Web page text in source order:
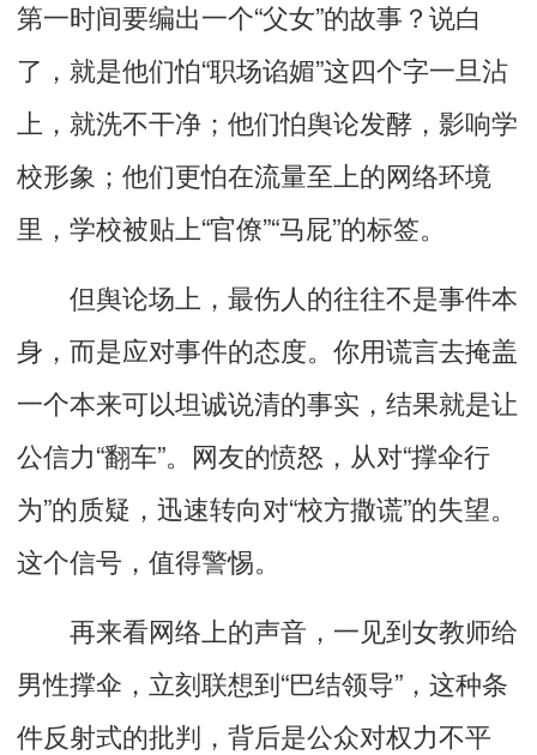
第一时间要编出一个“父女”的故事？说白
了，就是他们怕“职场谄媚”这四个字一旦沾
上，就洗不干净；他们怕舆论发酵，影响学
校形象；他们更怕在流量至上的网络环境
里，学校被贴上“官僚”“马屁”的标签。
但舆论场上，最伤人的往往不是事件本
身，而是应对事件的态度。你用谎言去掩盖
一个本来可以坦诚说清的事实，结果就是让
公信力“翻车”。网友的愤怒，从对“撑伞行
为”的质疑，迅速转向对“校方撒谎”的失望。
这个信号，值得警惕。
再来看网络上的声音，一见到女教师给
男性撑伞，立刻联想到“巴结领导”，这种条
件反射式的批判，背后是公众对权力不平